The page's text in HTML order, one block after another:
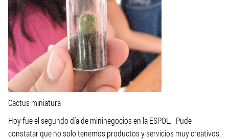
Cactus miniatura
Hoy fue el segundo día de mininegocios en la ESPOL. Pude
constatar que no solo tenemos productos y servicios muy creativos,